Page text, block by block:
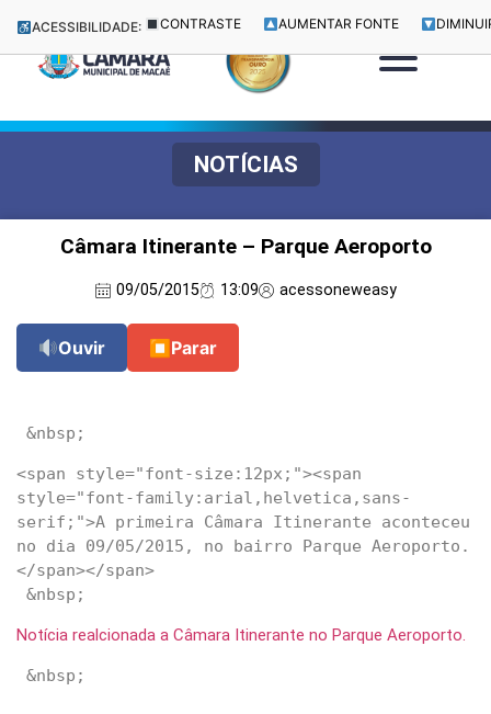
ACESSIBILIDADE: CONTRASTE AUMENTAR FONTE
NOTÍCIAS
Câmara Itinerante – Parque Aeroporto
09/05/2015 13:09 acessoneweasy
Ouvir ⏹ Parar
<span style="font-size:12px;"><span
style="font-family:arial,helvetica,sans-
serif;">A primeira Câmara Itinerante aconteceu
no dia 09/05/2015, no bairro Parque Aeroporto.
</span></span>
Notícia realcionada a Câmara Itinerante no Parque Aeroporto.